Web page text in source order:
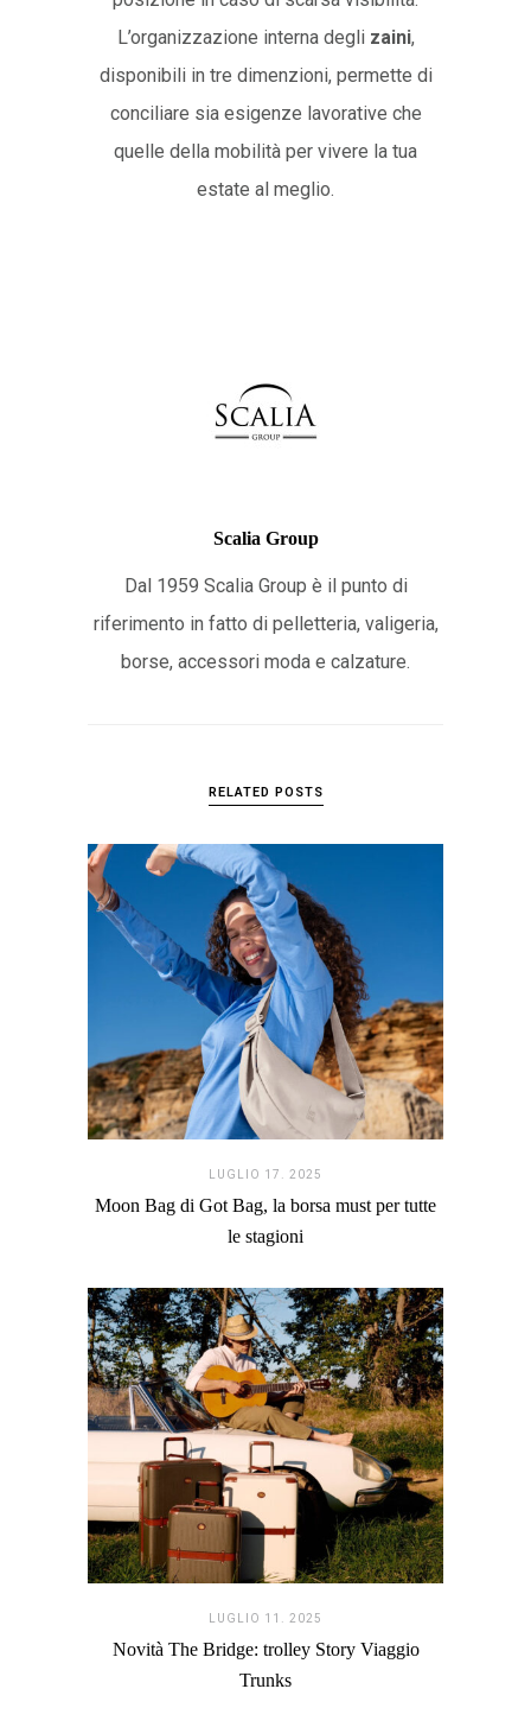
L’organizzazione interna degli zaini,
disponibili in tre dimenzioni, permette di
conciliare sia esigenze lavorative che
quelle della mobilità per vivere la tua
estate al meglio.
Scalia Group
Dal 1959 Scalia Group è il punto di
riferimento in fatto di pelletteria, valigeria,
borse, accessori moda e calzature.
RELATED POSTS
LUGLIO 17. 2025
Moon Bag di Got Bag, la borsa must per tutte
le stagioni
LUGLIO 11. 2025
Novità The Bridge: trolley Story Viaggio
Trunks